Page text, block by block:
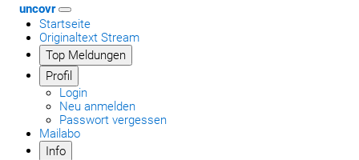
uncovr
Startseite
Originaltext Stream
Top Meldungen
Profil
Login
Neu anmelden
Passwort vergessen
Mailabo
Info